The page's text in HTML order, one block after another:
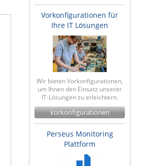
Vorkonfigurationen für
Ihre IT Lösungen
Wir bieten Vorkonfigurationen,
um Ihnen den Einsatz unserer
IT-Lösungen zu erleichtern.
Vorkonfigurationen
Perseus Monitoring
Plattform